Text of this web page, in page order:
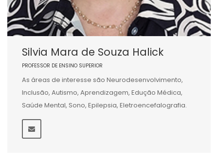
Silvia Mara de Souza Halick
PROFESSOR DE ENSINO SUPERIOR
As áreas de interesse são Neurodesenvolvimento,
Inclusão, Autismo, Aprendizagem, Edução Médica,
Saúde Mental, Sono, Epilepsia, Eletroencefalografia.